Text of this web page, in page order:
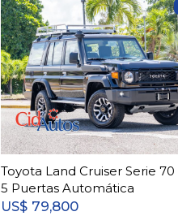
Toyota Land Cruiser Serie 70
5 Puertas Automática
US$ 79,800